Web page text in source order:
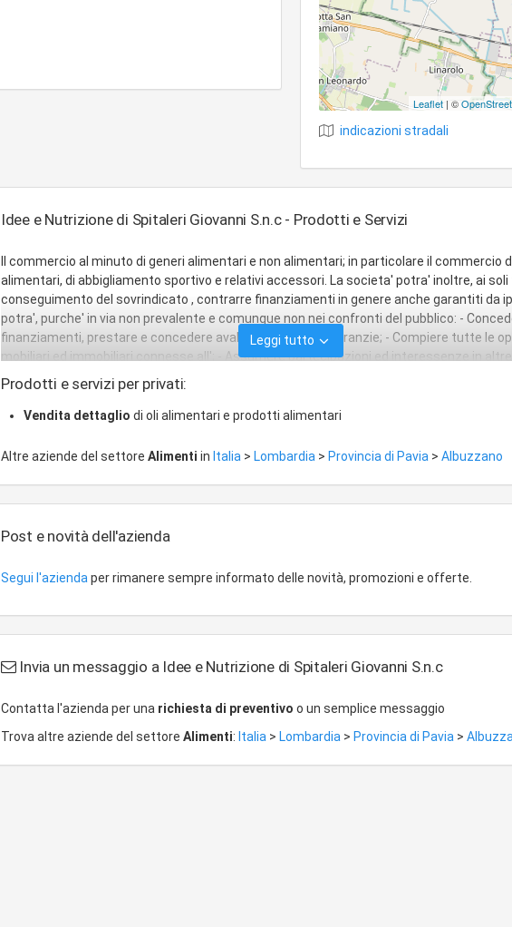
Leaflet| ©
indicazioni stradali
Idee e Nutrizione di Spitaleri Giovanni S.n.c - Prodotti e Servizi
Il commercio al minuto di generi alimentari e non alimentari; in particolare il commercio
alimentari, di abbigliamento sportivo e relativi accessori. La societa' potra' inoltre, ai soli
conseguimento del sovrindicato , contrarre finanziamenti in genere anche garantiti da
potra', purche' in via non prevalente e comunque non nei confronti del pubblico: -
finanziamenti, prestare e concedere avalli, fidejussioni e garanzie; - Compiere tutte le
mobiliari ed immobiliari connesse all'; - Assumere partecipazioni ed interessenze in altre
imprese, costituite o costituende, aventi oggetto analogo ed affine e che, comunque,
utili o necessarie allo svolgimento dello scopo e programma sociale dall'organo
dai soci, al solo scopo di stabile investimento e non di collocamento.
Leggi tutto
Prodotti e servizi per privati:
Vendita dettaglio di oli alimentari e prodotti alimentari
Altre aziende del settore Alimenti in Italia > Lombardia > Provincia di Pavia > Albuzzano
Post e novità dell'azienda
Segui l'azienda per rimanere sempre informato delle novità, promozioni e offerte.
Invia un messaggio a Idee e Nutrizione di Spitaleri Giovanni S.n.c
Contatta l'azienda per una richiesta di preventivo o un semplice messaggio
Trova altre aziende del settore Alimenti: Italia > Lombardia > Provincia di Pavia >